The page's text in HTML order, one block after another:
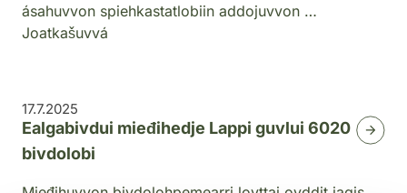
ásahuvvon spiehkastatlobiin addojuvvon …
Joatkašuvvá
17.7.2025
Ealgabivdui mieđihedje Lappi guvlui 6020
bivdolobi